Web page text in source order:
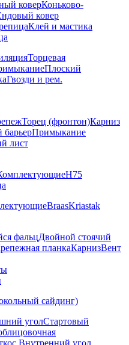
коверКоньково-
ковер
Клей и мастика
Торцевая
Плоский
Гвозди и рем.
Торец (фронтон)Карниз
барьерПримыкание
лист
Н75
BraasKriastak
фальцДвойной стоячий
планкаКарнизВент
сайдинг)
уголСтартовый
Внутренний угол